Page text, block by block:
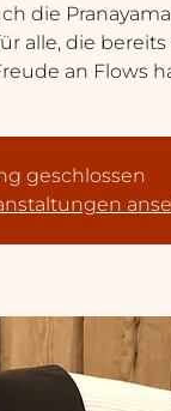
die
alle, die
an Flows
geschlossen